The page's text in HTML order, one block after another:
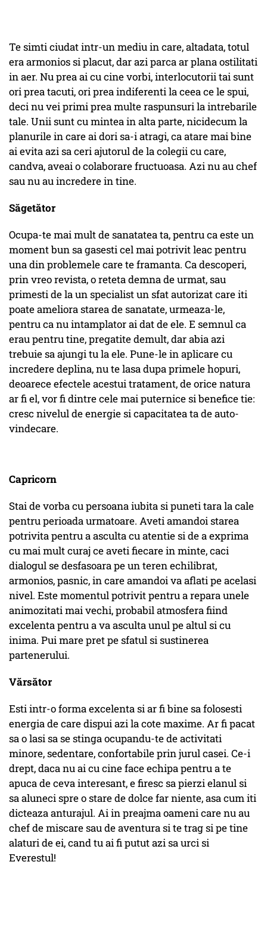
Te simti ciudat intr-un mediu in care, altadata, totul
era armonios si placut, dar azi parca ar plana ostilitati
in aer. Nu prea ai cu cine vorbi, interlocutorii tai sunt
ori prea tacuti, ori prea indiferenti la ceea ce le spui,
deci nu vei primi prea multe raspunsuri la intrebarile
tale. Unii sunt cu mintea in alta parte, nicidecum la
planurile in care ai dori sa-i atragi, ca atare mai bine
ai evita azi sa ceri ajutorul de la colegii cu care,
candva, aveai o colaborare fructuoasa. Azi nu au chef
sau nu au incredere in tine.
Săgetător
Ocupa-te mai mult de sanatatea ta, pentru ca este un
moment bun sa gasesti cel mai potrivit leac pentru
una din problemele care te framanta. Ca descoperi,
prin vreo revista, o reteta demna de urmat, sau
primesti de la un specialist un sfat autorizat care iti
poate ameliora starea de sanatate, urmeaza-le,
pentru ca nu intamplator ai dat de ele. E semnul ca
erau pentru tine, pregatite demult, dar abia azi
trebuie sa ajungi tu la ele. Pune-le in aplicare cu
incredere deplina, nu te lasa dupa primele hopuri,
deoarece efectele acestui tratament, de orice natura
ar fi el, vor fi dintre cele mai puternice si benefice tie:
cresc nivelul de energie si capacitatea ta de auto-
vindecare.
Capricorn
Stai de vorba cu persoana iubita si puneti tara la cale
pentru perioada urmatoare. Aveti amandoi starea
potrivita pentru a asculta cu atentie si de a exprima
cu mai mult curaj ce aveti fiecare in minte, caci
dialogul se desfasoara pe un teren echilibrat,
armonios, pasnic, in care amandoi va aflati pe acelasi
nivel. Este momentul potrivit pentru a repara unele
animozitati mai vechi, probabil atmosfera fiind
excelenta pentru a va asculta unul pe altul si cu
inima. Pui mare pret pe sfatul si sustinerea
partenerului.
Vărsător
Esti intr-o forma excelenta si ar fi bine sa folosesti
energia de care dispui azi la cote maxime. Ar fi pacat
sa o lasi sa se stinga ocupandu-te de activitati
minore, sedentare, confortabile prin jurul casei. Ce-i
drept, daca nu ai cu cine face echipa pentru a te
apuca de ceva interesant, e firesc sa pierzi elanul si
sa aluneci spre o stare de dolce far niente, asa cum iti
dicteaza anturajul. Ai in preajma oameni care nu au
chef de miscare sau de aventura si te trag si pe tine
alaturi de ei, cand tu ai fi putut azi sa urci si
Everestul!